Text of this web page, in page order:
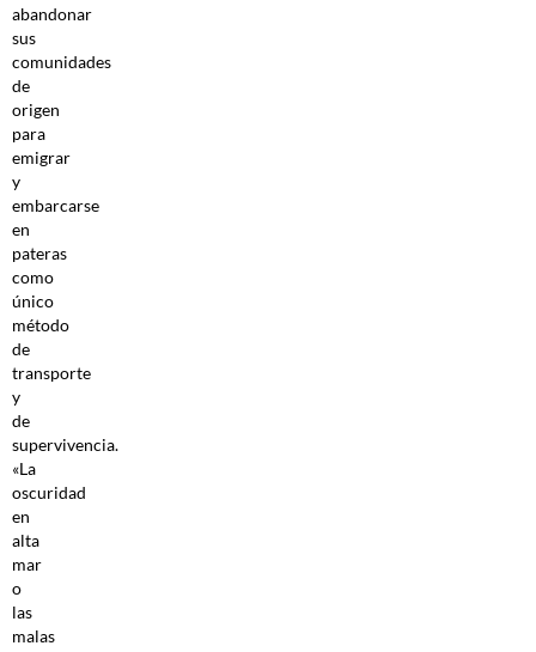
abandonar
sus
comunidades
de
origen
para
emigrar
y
embarcarse
en
pateras
como
único
método
de
transporte
y
de
supervivencia.
«La
oscuridad
en
alta
mar
o
las
malas